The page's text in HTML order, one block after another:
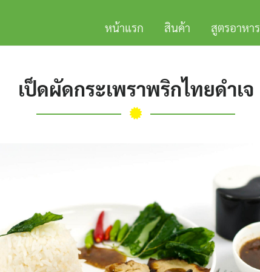
หน้าแรก สินค้า สูตรอาหาร
เป็ดผัดกระเพราพริกไทยดำเจ